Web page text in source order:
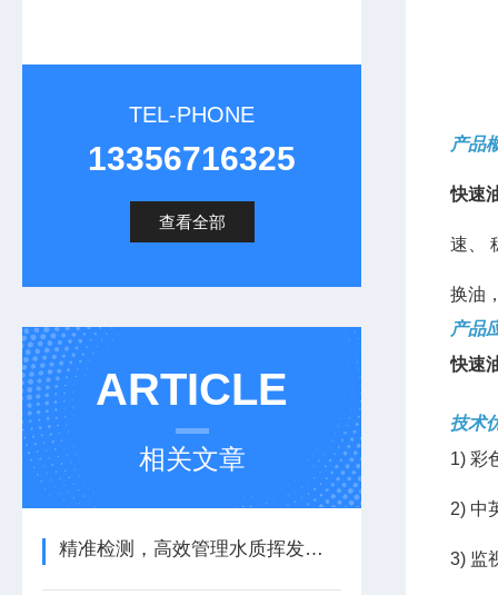
TEL-PHONE
13356716325
查看全部
ARTICLE
相关文章
精准检测，高效管理水质挥发酚 蓝景科技
产品
快速
速、
换油
产品
快速
技术
1) 彩
2) 中
3) 监